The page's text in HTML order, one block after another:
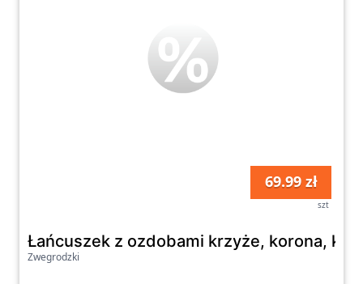
69.99 zł
szt
Łańcuszek z ozdobami krzyże, korona,
Zwegrodzki